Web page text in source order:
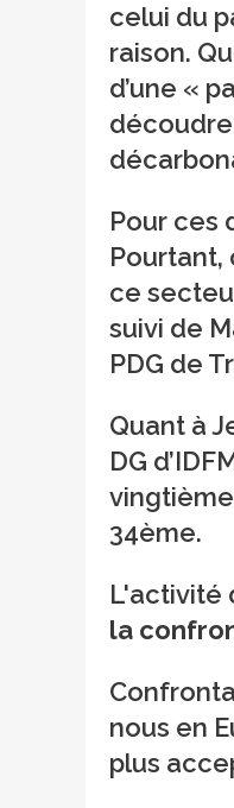
celui du
raison.
d’une «
découdre
Pour ces
Pourtant,
ce
suivi de
PDG de
Quant à
DG
34ème.
L'activité
la
nous en
plus